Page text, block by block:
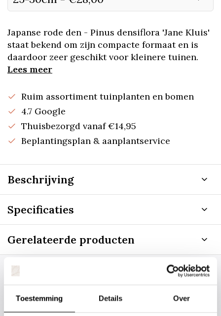
Toestemming Details Over
Japanse rode den - Pinus densiflora 'Jane Kluis'
staat bekend om zijn compacte formaat en is
daardoor zeer geschikt voor kleinere tuinen.
Lees meer
Ruim assortiment tuinplanten en bomen
4.7 Google
Thuisbezorgd vanaf €14,95
Beplantingsplan & aanplantservice
Beschrijving
Specificaties
Gerelateerde producten
Staat uw plantsoort of maat er niet
tussen? Laat het ons weten, dan
gaan we voor u kijken. Stuur ons